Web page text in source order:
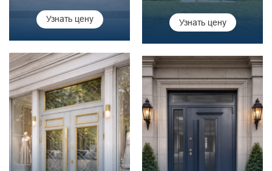
Узнать цену Узнать цену